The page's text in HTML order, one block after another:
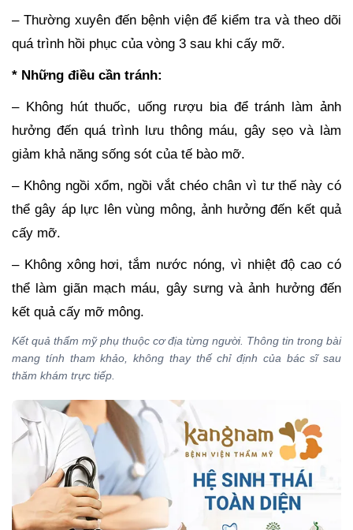
– Thường xuyên đến bệnh viện để kiểm tra và theo dõi
quá trình hồi phục của vòng 3 sau khi cấy mỡ.
* Những điều cần tránh:
– Không hút thuốc, uống rượu bia để tránh làm ảnh
hưởng đến quá trình lưu thông máu, gây sẹo và làm
giảm khả năng sống sót của tế bào mỡ.
– Không ngồi xổm, ngồi vắt chéo chân vì tư thế này có
thể gây áp lực lên vùng mông, ảnh hưởng đến kết quả
cấy mỡ.
– Không xông hơi, tắm nước nóng, vì nhiệt độ cao có
thể làm giãn mạch máu, gây sưng và ảnh hưởng đến
kết quả cấy mỡ mông.
Kết quả thẩm mỹ phụ thuộc cơ địa từng người. Thông tin trong bài
mang tính tham khảo, không thay thế chỉ định của bác sĩ sau
thăm khám trực tiếp.